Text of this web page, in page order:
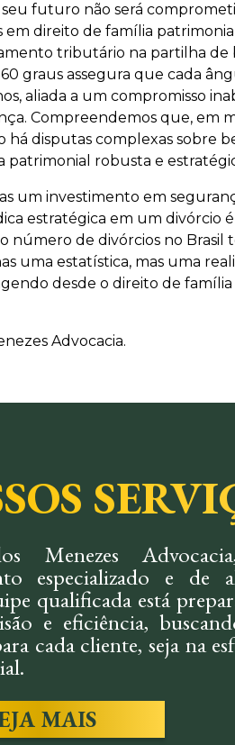
futuro não será
em direito de família
tributário na partilha de
graus assegura que cada
aliada a um compromisso
Compreendemos que, em
disputas complexas sobre
patrimonial robusta e
um investimento em
estratégica em um divórcio
número de divórcios no Brasil
uma estatística, mas uma
desde o direito de família
Advocacia.
Menezes
especializado e de
qualificada está
e eficiência,
cada cliente, seja na
MAIS